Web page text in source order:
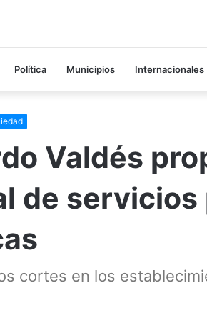
Política Municipios Internacionales
Valdés
de servicios
cortes en los